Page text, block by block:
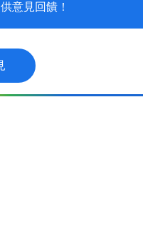
意見回饋！